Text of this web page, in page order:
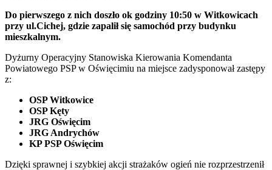
Do pierwszego z nich doszło ok godziny 10:50 w Witkowicach
przy ul.Cichej, gdzie zapalił się samochód przy budynku
mieszkalnym.
Dyżurny Operacyjny Stanowiska Kierowania Komendanta
Powiatowego PSP w Oświęcimiu na miejsce zadysponował zastępy
z:
OSP Witkowice
OSP Kęty
JRG Oświęcim
JRG Andrychów
KP PSP Oświęcim
Dzięki sprawnej i szybkiej akcji strażaków ogień nie rozprzestrzenił